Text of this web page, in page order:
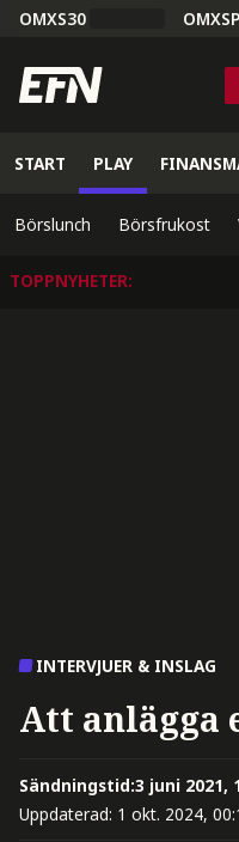
OMXS30
START PLAY
Börslunch Börsfrukost
TOPPNYHETER:
INTERVJUER & INSLAG
Att anlägga
Sändningstid:3 juni 2021,
Uppdaterad: 1 okt. 2024,